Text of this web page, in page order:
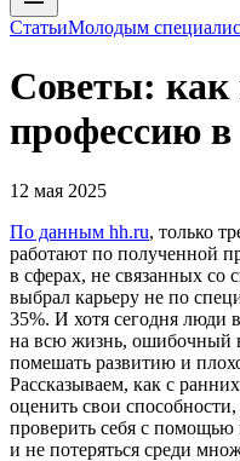
СтатьиМолодым
Советы: как
профессию в
12 мая 2025
По данным hh.ru, только
работают по полученной
в сферах, не связанных со
выбрал карьеру не по
35%. И хотя сегодня люди
на всю жизнь, ошибочный
помешать развитию и
Рассказываем, как с
оценить свои
проверить себя с
и не потеряться среди